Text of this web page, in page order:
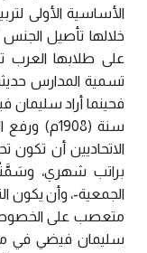
الأساسية الأولى
خلالها تأصيل
على طلابها العرب
تسمية المدارس
فحينما أراد سليمان
سنة
الاتحاديين أن
براتب شهري،
الجمعية-، وأن يكون
متعصب على الخصوصية
سليمان فيضي في